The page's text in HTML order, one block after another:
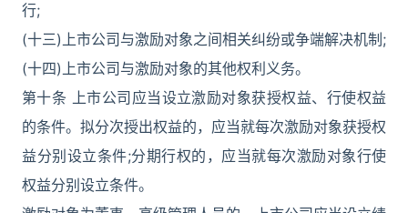
行;
(十三)上市公司与激励对象之间相关纠纷或争端解决机制;
(十四)上市公司与激励对象的其他权利义务。
第十条 上市公司应当设立激励对象获授权益、行使权益
的条件。拟分次授出权益的，应当就每次激励对象获授权
益分别设立条件;分期行权的，应当就每次激励对象行使
权益分别设立条件。